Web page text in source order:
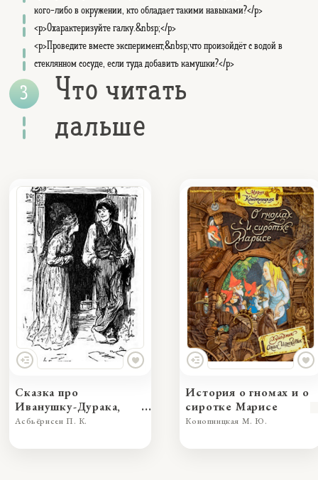
кого-либо в окружении, кто обладает такими навыками?</p>
<p>Охарактеризуйте галку.&nbsp;</p>
<p>Проведите вместе эксперимент,&nbsp;что произойдёт с водой в
стеклянном сосуде, если туда добавить камушки?</p>
Что читать
дальше
Сказка про
Иванушку-Дурака,
превзошедшего во
Асбьёрнсен П. К.
История о гномах и о
сиротке Марисе
Конопницкая М. Ю.